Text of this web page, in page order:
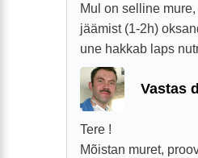
Mul on selline
jäämist (1-2h)
une hakkab laps
Vastas
Tere !
Mõistan muret,